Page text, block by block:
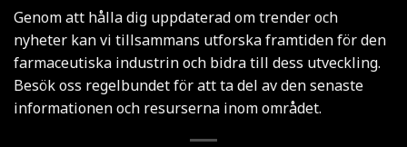
Genom att hålla dig uppdaterad om trender och
nyheter kan vi tillsammans utforska framtiden för den
farmaceutiska industrin och bidra till dess utveckling.
Besök oss regelbundet för att ta del av den senaste
informationen och resurserna inom området.